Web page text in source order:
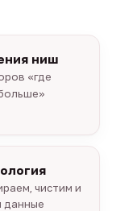
ниш
«где
чистим и
данные